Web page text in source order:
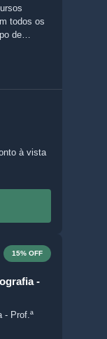
todos os
de
grifar
à vista
15% OFF
-
- Prof.ª